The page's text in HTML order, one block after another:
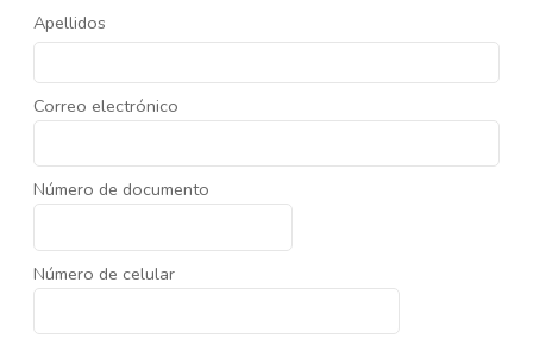
Apellidos
Correo electrónico
Número de documento
Número de celular